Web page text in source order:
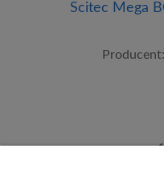
Scitec Mega
Producent: